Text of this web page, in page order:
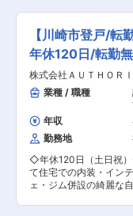
り、大型商業施設、専
施設まで幅広い分野の
ます。また海外5か国に
ける商業施設開発にも
【◇DX積極導入中！】
げており、東京都がテ
的な事例を取り上げる
ード」を受賞したり、
業者」に認定されるな
ます。 変更の範囲
ェア60%とNo.1の歯科
て、歯科医療機器メー
いう空間ごと変えてい
築・内装部門を設立し
業務に携わっていただきます。 ■
ライアントとの打合せ
イメージＣＧ作成提案
面作成（展開図・設備
装も行いますが、一か
いです。 ＜入社後の動き＞ 組織にはベテラン4名
が在籍しており、最初
社である、株式会社ヨ
を受けていただきます
が、複数の医院を担当
けでなく、実際に施工
きますので、一気通貫
【川崎市登戸/転
年休120日/転勤
株式会社ＡＵＴＨＯＲ
ｋｓ
業種 / 職種
年収
勤務地
◇年休120日（土日祝
て住宅での内装・イン
ェ・ジム併設の綺麗な